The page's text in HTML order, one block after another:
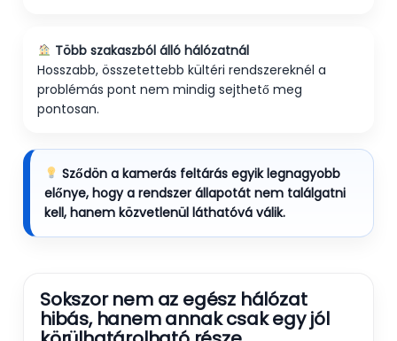
Több szakaszból álló hálózatnál
Hosszabb, összetettebb kültéri rendszereknél a
problémás pont nem mindig sejthető meg
pontosan.
Sződön a kamerás feltárás egyik legnagyobb
előnye, hogy a rendszer állapotát nem találgatni
kell, hanem közvetlenül láthatóvá válik.
Sokszor nem az egész hálózat
hibás, hanem annak csak egy jól